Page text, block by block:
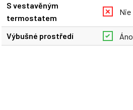
S vestavěným
termostatem
Nie
Výbušné prostředí Áno